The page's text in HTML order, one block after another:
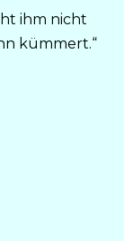
ihm nicht
kümmert.“